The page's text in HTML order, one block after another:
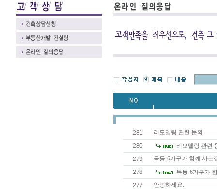
281
리모델링 관련 문의
280
리모델링 관련
279
목동-6가구가 함께 사는
278
목동-6가구가
277
안녕하세요.